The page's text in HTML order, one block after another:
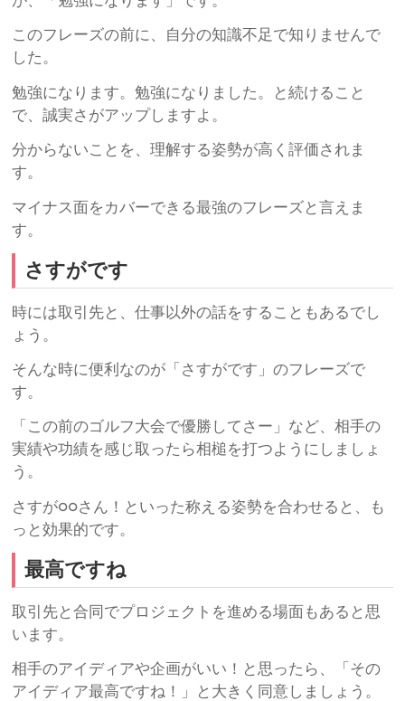
このフレーズの前に、自分の知識不足で知りませんで
した。
勉強になります。勉強になりました。と続けること
で、誠実さがアップしますよ。
分からないことを、理解する姿勢が高く評価されま
す。
マイナス面をカバーできる最強のフレーズと言えま
す。
さすがです
時には取引先と、仕事以外の話をすることもあるでし
ょう。
そんな時に便利なのが「さすがです」のフレーズで
す。
「この前のゴルフ大会で優勝してさー」など、相手の
実績や功績を感じ取ったら相槌を打つようにしましょ
う。
さすが○○さん！といった称える姿勢を合わせると、も
っと効果的です。
最高ですね
取引先と合同でプロジェクトを進める場面もあると思
います。
相手のアイディアや企画がいい！と思ったら、「その
アイディア最高ですね！」と大きく同意しましょう。